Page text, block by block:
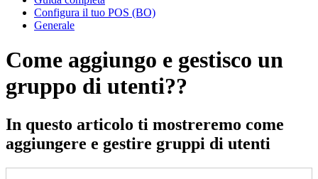
Configura il tuo POS (BO)
Generale
Come aggiungo e gestisco un
gruppo di utenti??
In questo articolo ti mostreremo come
aggiungere e gestire gruppi di utenti